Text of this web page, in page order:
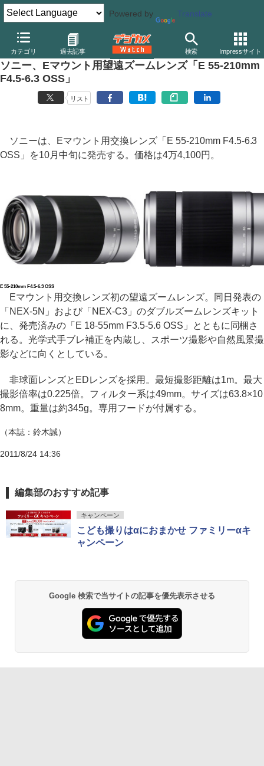
Powered by Translate
カテゴリ 過去記事 検索 Impressサイト
デジカメ Watch レンズ 交換レンズ ソニー
ソニー、Eマウント用望遠ズームレンズ「E 55-210mm
F4.5-6.3 OSS」
リスト
ソニーは、Eマウント用交換レンズ「E 55-210mm F4.5-6.3
OSS」を10月中旬に発売する。価格は4万4,100円。
E 55-210mm F4.5-6.3 OSS
Eマウント用交換レンズ初の望遠ズームレンズ。同日発表の
「NEX-5N」および「NEX-C3」のダブルズームレンズキット
に、発売済みの「E 18-55mm F3.5-5.6 OSS」とともに同梱さ
れる。光学式手ブレ補正を内蔵し、スポーツ撮影や自然風景撮
影などに向くとしている。
非球面レンズとEDレンズを採用。最短撮影距離は1m。最大
撮影倍率は0.225倍。フィルター系は49mm。サイズは63.8×10
8mm。重量は約345g。専用フードが付属する。
（本誌：鈴木誠）
2011/8/24 14:36
編集部のおすすめ記事
キャンペーン
こども撮りはαにおまかせ ファミリーαキ
ャンペーン
Google 検索で当サイトの記事を優先表示させる